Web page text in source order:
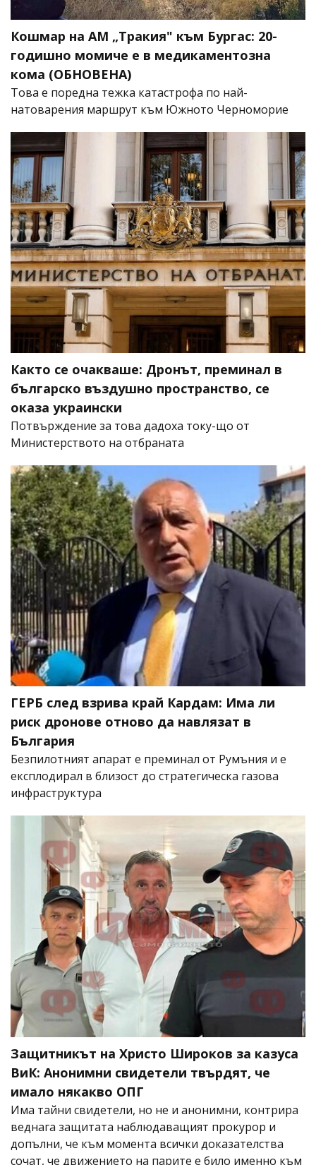
Кошмар на АМ „Тракия" към Бургас: 20-
годишно момиче е в медикаментозна
кома (ОБНОВЕНА)
Това е поредна тежка катастрофа по най-
натоварения маршрут към Южното Черноморие
Както се очакваше: Дронът, преминал в
българско въздушно пространство, се
оказа украински
Потвърждение за това дадоха току-що от
Министерството на отбраната
ГЕРБ след взрива край Кардам: Има ли
риск дронове отново да навлязат в
България
Безпилотният апарат е преминал от Румъния и е
експлодирал в близост до стратегическа газова
инфраструктура
Защитникът на Христо Широков за казуса
ВиК: Анонимни свидетели твърдят, че
имало някакво ОПГ
Има тайни свидетели, но не и анонимни, контрира
веднага защитата наблюдаващият прокурор и
допълни, че към момента всички доказателства
сочат, че движението на парите е било именно към